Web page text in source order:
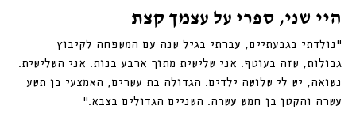
היי שני, ספרי על עצמך קצת
“נולדתי בגבעתיים, עברתי בגיל שנה עם המשפחה לקיבוץ
גבולות, שזה בעוטף. אני שלישית מתוך ארבע בנות. אני השלישית.
נשואה, יש לי שלושה ילדים. הגדולה בת עשרים, האמצעי בן תשע
עשרה והקטן בן חמש עשרה. השניים הגדולים בצבא.”